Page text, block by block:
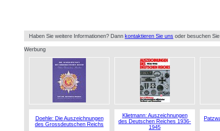
Haben Sie weitere Informationen? Dann kontaktieren Sie uns oder besuchen
Werbung
Doehle: Die Auszeichnungen
des Grossdeutschen Reichs
Klietmann: Auszeichnungen
des Deutschen Reiches 1936-
1945